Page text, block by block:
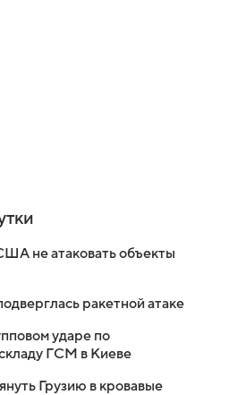
не атаковать объекты
ракетной атаке
ударе по
ГСМ в Киеве
Грузию в кровавые